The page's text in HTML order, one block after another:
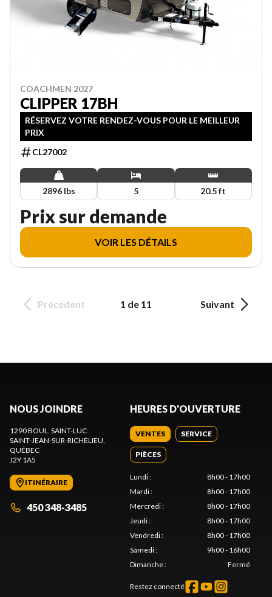
COACHMEN 2027
CLIPPER 17BH
RÉSERVEZ VOTRE RENDEZ-VOUS POUR LE MEILLEUR
PRIX
CL27002
2896 lbs 5 20.5 ft
Prix sur demande
VOIR LES DÉTAILS
Précédent 1 de 11 Suivant
NOUS JOINDRE
1290 BOUL. SAINT-LUC
SAINT-JEAN-SUR-RICHELIEU,
QUÉBEC
J2Y 1A5
ITINÉRAIRE
450 348-3485
HEURES D'OUVERTURE
VENTES SERVICE
PIÈCES
Lundi:
8h00 - 17h00
Mardi:
8h00 - 17h00
Mercredi:
8h00 - 17h00
Jeudi:
8h00 - 17h00
Vendredi:
8h00 - 17h00
Samedi:
9h00 - 16h00
Dimanche: Fermé
Restez connecté